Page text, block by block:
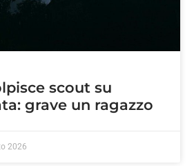
scout su
grave un ragazzo
2026